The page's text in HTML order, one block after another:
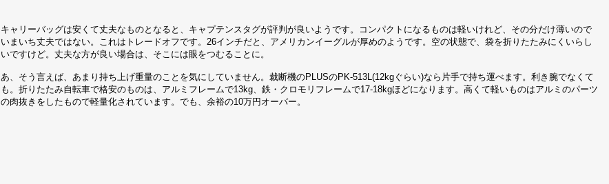
キャリーバッグは安くて丈夫なものとなると、キャプテンスタグが評判が良いようです。コンパクトになるものは軽いけれど、その分だけ薄いので
いまいち丈夫ではない。これはトレードオフです。26インチだと、アメリカンイーグルが厚めのようです。空の状態で、袋を折りたたみにくいらし
いですけど。丈夫な方が良い場合は、そこには眼をつむることに。
あ、そう言えば、あまり持ち上げ重量のことを気にしていません。裁断機のPLUSのPK-513L(12kgぐらい)なら片手で持ち運べます。利き腕でなくて
も。折りたたみ自転車で格安のものは、アルミフレームで13kg、鉄・クロモリフレームで17-18kgほどになります。高くて軽いものはアルミのパーツ
の肉抜きをしたもので軽量化されています。でも、余裕の10万円オーバー。